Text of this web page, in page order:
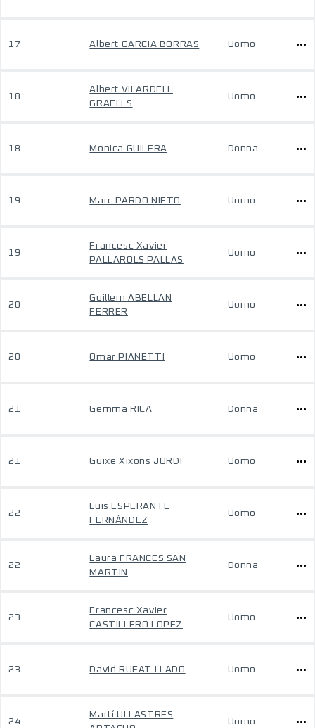
17 Albert GARCIA BORRAS Uomo
18
Albert VILARDELL
GRAELLS
Uomo
18 Monica GUILERA Donna
19 Marc PARDO NIETO Uomo
19
Francesc Xavier
PALLAROLS PALLAS
Uomo
20
Guillem ABELLAN
FERRER
Uomo
20 Omar PIANETTI Uomo
21 Gemma RICA Donna
21 Guixe Xixons JORDI Uomo
22
Luis ESPERANTE
FERNÁNDEZ
Uomo
22
Laura FRANCES SAN
MARTIN
Donna
23
Francesc Xavier
CASTILLERO LOPEZ
Uomo
23 David RUFAT LLADO Uomo
24
Martí ULLASTRES
Uomo